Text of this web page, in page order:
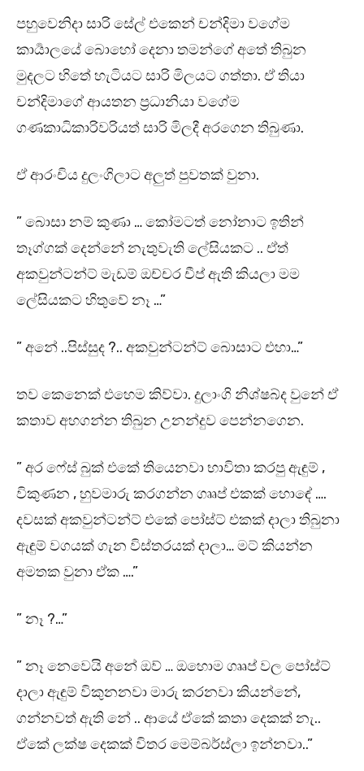
පහුවෙනිදා සාරි සේල් එකෙන් චන්දිමා වගේම
කාර්‍යාලයේ බොහෝ දෙනා තමන්ගේ අතේ තිබුන
මුදලට හිතේ හැටියට සාරි මිලයට ගත්තා. ඒ තියා
චන්දිමාගේ ආයතන ප්‍රධානියා වගේම
ගණකාධිකාරිවරියත් සාරි මිලදී අරගෙන තිබුණා.
ඒ ආරංචිය දුලංගිලාට අලුත් පුවතක් වුනා.
” බොසා නම් කුණා … කෝමටත් නෝනාට ඉතින්
තෑග්ගක් දෙන්නේ නැතුවැති ලේසියකට .. ඒත්
අකවුන්ටන්ට් මැඩම් ඔච්චර චීප් ඇති කියලා මම
ලේසියකට හිතුවේ නෑ …”
” අනේ ..පිස්සුද ?.. අකවුන්ටන්ට් බොසාට එහා…”
තව කෙනෙක් එහෙම කිව්වා. දුලාංගි නිශ්ෂබ්ද වුනේ ඒ
කතාව අහගන්න තිබුන උනන්දුව පෙන්නගෙන.
” අර ෆේස් බුක් එකේ තියෙනවා භාවිතා කරපු ඇඳුම් ,
විකුණන , හුවමාරු කරගන්න ගෲප් එකක් හොඳේ ….
දවසක් අකවුන්ටන්ට් එකේ පෝස්ට් එකක් දාලා තිබුනා
ඇඳුම් වගයක් ගැන විස්තරයක් දාලා… මට් කියන්න
අමතක වුනා ඒක ….”
” නෑ ?…”
” නෑ නෙවෙයි අනේ ඔව් … ඔහොම ගෲප් වල පෝස්ට්
දාලා ඇඳුම් විකුනනවා මාරු කරනවා කියන්නේ,
ගන්නවත් ඇති නේ .. ආයේ ඒකේ කතා දෙකක් නැ..
ඒකේ ලක්ෂ දෙකක් විතර මෙම්බර්ස්ලා ඉන්නවා..”